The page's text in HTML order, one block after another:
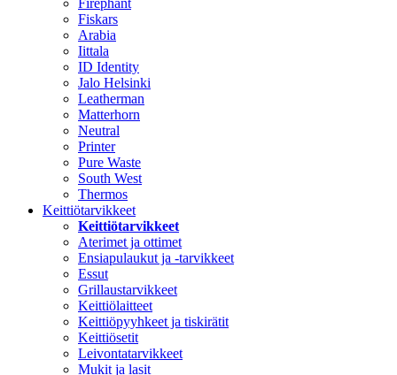
Firephant
Fiskars
Arabia
Iittala
ID Identity
Jalo Helsinki
Leatherman
Matterhorn
Neutral
Printer
Pure Waste
South West
Thermos
Keittiötarvikkeet
Keittiötarvikkeet
Aterimet ja ottimet
Ensiapulaukut ja -tarvikkeet
Essut
Grillaustarvikkeet
Keittiölaitteet
Keittiöpyyhkeet ja tiskirätit
Keittiösetit
Leivontatarvikkeet
Mukit ja lasit